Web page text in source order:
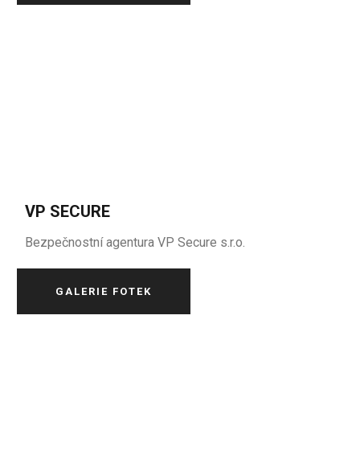
VP SECURE
Bezpečnostní agentura VP Secure s.r.o.
GALERIE FOTEK